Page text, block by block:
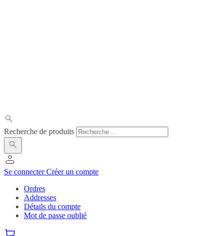
Recherche de produits
Se connecterCréer un compte
Ordres
Addresses
Détails du compte
Mot de passe oublié